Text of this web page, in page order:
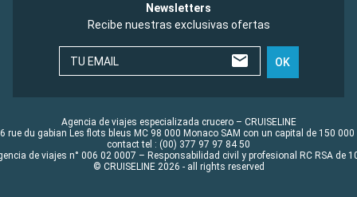
Newsletters
Recibe nuestras exclusivas ofertas
TU EMAIL OK
Agencia de viajes especializada crucero – CRUISELINE
rue du gabian Les flots bleus MC 98 000 Monaco SAM con un capital de 150 000
contact tel : (00) 377 97 97 84 50
de viajes n° 006 02 0007 – Responsabilidad civil y profesional RC RSA de
© CRUISELINE 2026 - all rights reserved